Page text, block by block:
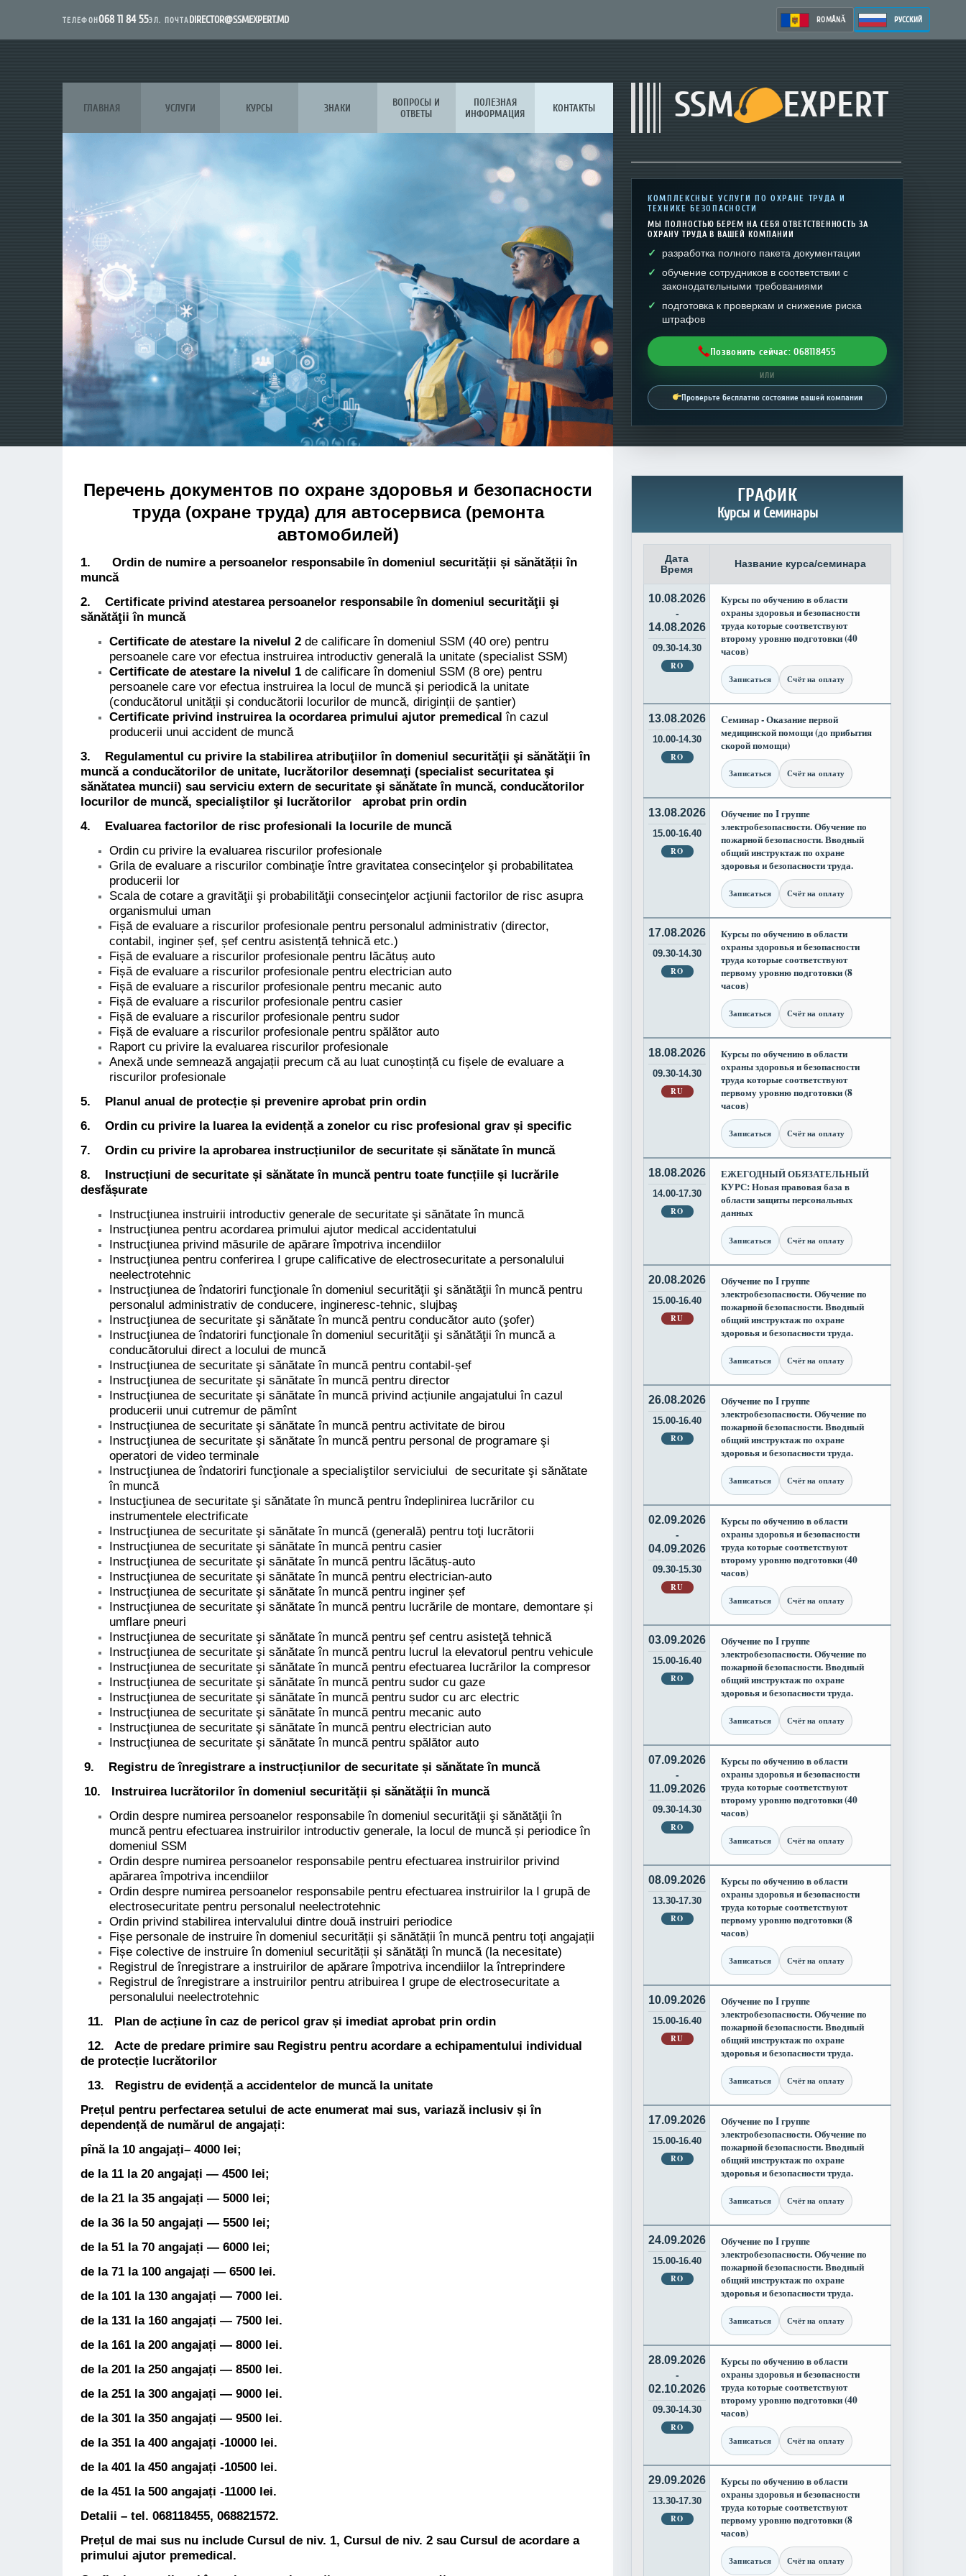
ТЕЛЕФОН068 11 84 55ЭЛ. ПОЧТАDIRECTOR@SSMEXPERT.MD ROMÂNĂ РУССКИЙ
SSM EXPERT
ГЛАВНАЯ УСЛУГИ КУРСЫ ЗНАКИ
ВОПРОСЫ И
ОТВЕТЫ
ПОЛЕЗНАЯ
ИНФОРМАЦИЯ
КОНТАКТЫ
КОМПЛЕКСНЫЕ УСЛУГИ ПО ОХРАНЕ ТРУДА И
ТЕХНИКЕ БЕЗОПАСНОСТИ
МЫ ПОЛНОСТЬЮ БЕРЕМ НА СЕБЯ ОТВЕТСТВЕННОСТЬ ЗА
ОХРАНУ ТРУДА В ВАШЕЙ КОМПАНИИ
разработка полного пакета документации
обучение сотрудников в соответствии с
законодательными требованиями
подготовка к проверкам и снижение риска
штрафов
Позвонить сейчас: 068118455
ИЛИ
Проверьте бесплатно состояние вашей компании
Перечень документов по охране здоровья и безопасности
труда (охране труда) для автосервиса (ремонта
автомобилей)
1. Ordin de numire a persoanelor responsabile în domeniul securității și sănătății în
muncă
2. Certificate privind atestarea persoanelor responsabile în domeniul securităţii şi
sănătăţii în muncă
Certificate de atestare la nivelul 2 de calificare în domeniul SSM (40 ore) pentru
persoanele care vor efectua instruirea introductiv generală la unitate (specialist SSM)
Certificate de atestare la nivelul 1 de calificare în domeniul SSM (8 ore) pentru
persoanele care vor efectua instruirea la locul de muncă și periodică la unitate
(conducătorul unității și conducătorii locurilor de muncă, diriginții de șantier)
Certificate privind instruirea la ocordarea primului ajutor premedical în cazul
producerii unui accident de muncă
3. Regulamentul cu privire la stabilirea atribuţiilor în domeniul securităţii şi sănătăţii în
muncă a conducătorilor de unitate, lucrătorilor desemnaţi (specialist securitatea şi
sănătatea muncii) sau serviciu extern de securitate şi sănătate în muncă, conducătorilor
locurilor de muncă, specialiştilor şi lucrătorilor aprobat prin ordin
4. Evaluarea factorilor de risc profesionali la locurile de muncă
Ordin cu privire la evaluarea riscurilor profesionale
Grila de evaluare a riscurilor combinaţie între gravitatea consecinţelor şi probabilitatea
producerii lor
Scala de cotare a gravităţii şi probabilităţii consecinţelor acţiunii factorilor de risc asupra
organismului uman
Fișă de evaluare a riscurilor profesionale pentru personalul administrativ (director,
contabil, inginer șef, șef centru asistență tehnică etc.)
Fișă de evaluare a riscurilor profesionale pentru lăcătuș auto
Fișă de evaluare a riscurilor profesionale pentru electrician auto
Fișă de evaluare a riscurilor profesionale pentru mecanic auto
Fișă de evaluare a riscurilor profesionale pentru casier
Fișă de evaluare a riscurilor profesionale pentru sudor
Fișă de evaluare a riscurilor profesionale pentru spălător auto
Raport cu privire la evaluarea riscurilor profesionale
Anexă unde semnează angajații precum că au luat cunoștință cu fișele de evaluare a
riscurilor profesionale
5. Planul anual de protecție și prevenire aprobat prin ordin
6. Ordin cu privire la luarea la evidență a zonelor cu risc profesional grav și specific
7. Ordin cu privire la aprobarea instrucțiunilor de securitate și sănătate în muncă
8. Instrucțiuni de securitate și sănătate în muncăpentru toate funcțiile și lucrările
desfășurate
Instrucţiunea instruirii introductiv generale de securitate şi sănătate în muncă
Instrucţiunea pentru acordarea primului ajutor medical accidentatului
Instrucţiunea privind măsurile de apărare împotriva incendiilor
Instrucţiunea pentru conferirea I grupe calificative de electrosecuritate a personalului
neelectrotehnic
Instrucţiunea de îndatoriri funcţionale în domeniul securităţii şi sănătăţii în muncă pentru
personalul administrativ de conducere, ingineresc-tehnic, slujbaş
Instrucţiunea de securitate şi sănătate în muncă pentru conducător auto (şofer)
Instrucţiunea de îndatoriri funcţionale în domeniul securităţii şi sănătăţii în muncă a
conducătorului direct a locului de muncă
Instrucţiunea de securitate şi sănătate în muncă pentru contabil-șef
Instrucţiunea de securitate şi sănătate în muncă pentru director
Instrucţiunea de securitate şi sănătate în muncă privind acțiunile angajatului în cazul
producerii unui cutremur de pămînt
Instrucţiunea de securitate şi sănătate în muncă pentru activitate de birou
Instrucţiunea de securitate şi sănătate în muncă pentru personal de programare şi
operatori de video terminale
Instrucţiunea de îndatoriri funcţionale a specialiştilor serviciului de securitate şi sănătate
în muncă
Instucţiunea de securitate şi sănătate în muncă pentru îndeplinirea lucrărilor cu
instrumentele electrificate
Instrucţiunea de securitate şi sănătate în muncă (generală) pentru toţi lucrătorii
Instrucţiunea de securitate şi sănătate în muncă pentru casier
Instrucţiunea de securitate şi sănătate în muncă pentru lăcătuș-auto
Instrucţiunea de securitate şi sănătate în muncă pentru electrician-auto
Instrucţiunea de securitate şi sănătate în muncă pentru inginer șef
Instrucţiunea de securitate şi sănătate în muncă pentru lucrările de montare, demontare și
umflare pneuri
Instrucţiunea de securitate şi sănătate în muncă pentru șef centru asisteţă tehnică
Instrucţiunea de securitate şi sănătate în muncă pentru lucrul la elevatorul pentru vehicule
Instrucţiunea de securitate şi sănătate în muncă pentru efectuarea lucrărilor la compresor
Instrucţiunea de securitate şi sănătate în muncă pentru sudor cu gaze
Instrucţiunea de securitate şi sănătate în muncă pentru sudor cu arc electric
Instrucţiunea de securitate şi sănătate în muncă pentru mecanic auto
Instrucţiunea de securitate şi sănătate în muncă pentru electrician auto
Instrucţiunea de securitate şi sănătate în muncă pentru spălător auto
9. Registru de înregistrare a instrucțiunilor de securitate și sănătate în muncă
10. Instruirea lucrătorilor în domeniul securității și sănătății în muncă
Ordin despre numirea persoanelor responsabile în domeniul securităţii şi sănătăţii în
muncă pentru efectuarea instruirilor introductiv generale, la locul de muncă și periodice în
domeniul SSM
Ordin despre numirea persoanelor responsabile pentru efectuarea instruirilor privind
apărarea împotriva incendiilor
Ordin despre numirea persoanelor responsabile pentru efectuarea instruirilor la I grupă de
electrosecuritate pentru personalul neelectrotehnic
Ordin privind stabilirea intervalului dintre două instruiri periodice
Fișe personale de instruire în domeniul securității și sănătății în muncă pentru toți angajații
Fișe colective de instruire în domeniul securității și sănătăți în muncă (la necesitate)
Registrul de înregistrare a instruirilor de apărare împotriva incendiilor la întreprindere
Registrul de înregistrare a instruirilor pentru atribuirea I grupe de electrosecuritate a
personalului neelectrotehnic
11. Plan de acțiune în caz de pericol grav și imediat aprobat prin ordin
12. Acte de predare primire sau Registru pentru acordare a echipamentului individual
de protecție lucrătorilor
13. Registru de evidență a accidentelor de muncă la unitate
Prețul pentru perfectarea setului de acte enumerat mai sus, variază inclusiv și în
dependență de numărul de angajați:
pînă la 10 angajați– 4000 lei;
de la 11 la 20 angajați — 4500 lei;
de la 21 la 35 angajați — 5000 lei;
de la 36 la 50 angajați — 5500 lei;
de la 51 la 70 angajați — 6000 lei;
de la 71 la 100 angajați — 6500 lei.
de la 101 la 130 angajați — 7000 lei.
de la 131 la 160 angajați — 7500 lei.
de la 161 la 200 angajați — 8000 lei.
de la 201 la 250 angajați — 8500 lei.
de la 251 la 300 angajați — 9000 lei.
de la 301 la 350 angajați — 9500 lei.
de la 351 la 400 angajați -10000 lei.
de la 401 la 450 angajați -10500 lei.
de la 451 la 500 angajați -11000 lei.
Detalii – tel. 068118455, 068821572.
Prețul de mai sus nu include Cursul de niv. 1, Cursul de niv. 2 sau Cursul de acordare a
primului ajutor premedical.
ГРАФИК
Курсы и Семинары
Дата
Время
Название курса/семинара
10.08.2026
-
14.08.2026
09.30-14.30
RO
Курсы по обучению в области
охраны здоровья и безопасности
труда которые соответствуют
второму уровню подготовки (40
часов)
Записаться Счёт на оплату
13.08.2026
10.00-14.30
RO
Cеминар - Оказание первой
медицинской помощи (до прибытия
скорой помощи)
Записаться Счёт на оплату
13.08.2026
15.00-16.40
RO
Обучение по I группе
электробезопасности. Обучение по
пожарной безопасности. Вводный
общий инструктаж по охране
здоровья и безопасности труда.
Записаться Счёт на оплату
17.08.2026
09.30-14.30
RO
Курсы по обучению в области
охраны здоровья и безопасности
труда которые соответствуют
первому уровню подготовки (8
часов)
Записаться Счёт на оплату
18.08.2026
09.30-14.30
RU
Курсы по обучению в области
охраны здоровья и безопасности
труда которые соответствуют
первому уровню подготовки (8
часов)
Записаться Счёт на оплату
18.08.2026
14.00-17.30
RO
ЕЖЕГОДНЫЙ ОБЯЗАТЕЛЬНЫЙ
КУРС: Новая правовая база в
области защиты персональных
данных
Записаться Счёт на оплату
20.08.2026
15.00-16.40
RU
Обучение по I группе
электробезопасности. Обучение по
пожарной безопасности. Вводный
общий инструктаж по охране
здоровья и безопасности труда.
Записаться Счёт на оплату
26.08.2026
15.00-16.40
RO
Обучение по I группе
электробезопасности. Обучение по
пожарной безопасности. Вводный
общий инструктаж по охране
здоровья и безопасности труда.
Записаться Счёт на оплату
02.09.2026
-
04.09.2026
09.30-15.30
RU
Курсы по обучению в области
охраны здоровья и безопасности
труда которые соответствуют
второму уровню подготовки (40
часов)
Записаться Счёт на оплату
03.09.2026
15.00-16.40
RO
Обучение по I группе
электробезопасности. Обучение по
пожарной безопасности. Вводный
общий инструктаж по охране
здоровья и безопасности труда.
Записаться Счёт на оплату
07.09.2026
-
11.09.2026
09.30-14.30
RO
Курсы по обучению в области
охраны здоровья и безопасности
труда которые соответствуют
второму уровню подготовки (40
часов)
Записаться Счёт на оплату
08.09.2026
13.30-17.30
RO
Курсы по обучению в области
охраны здоровья и безопасности
труда которые соответствуют
первому уровню подготовки (8
часов)
Записаться Счёт на оплату
10.09.2026
15.00-16.40
RU
Обучение по I группе
электробезопасности. Обучение по
пожарной безопасности. Вводный
общий инструктаж по охране
здоровья и безопасности труда.
Записаться Счёт на оплату
17.09.2026
15.00-16.40
RO
Обучение по I группе
электробезопасности. Обучение по
пожарной безопасности. Вводный
общий инструктаж по охране
здоровья и безопасности труда.
Записаться Счёт на оплату
24.09.2026
15.00-16.40
RO
Обучение по I группе
электробезопасности. Обучение по
пожарной безопасности. Вводный
общий инструктаж по охране
здоровья и безопасности труда.
Записаться Счёт на оплату
28.09.2026
-
02.10.2026
09.30-14.30
RO
Курсы по обучению в области
охраны здоровья и безопасности
труда которые соответствуют
второму уровню подготовки (40
часов)
Записаться Счёт на оплату
29.09.2026
13.30-17.30
RO
Курсы по обучению в области
охраны здоровья и безопасности
труда которые соответствуют
первому уровню подготовки (8
часов)
Записаться Счёт на оплату